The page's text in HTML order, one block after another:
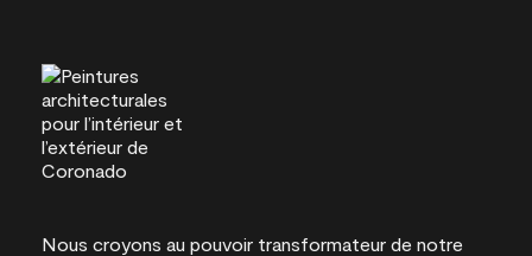
Nous croyons au pouvoir transformateur de notre